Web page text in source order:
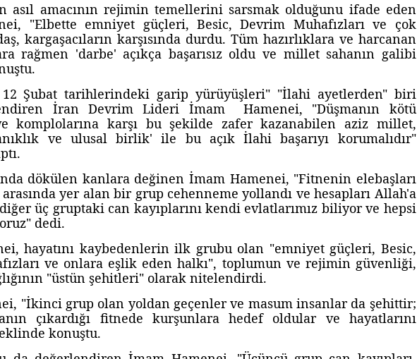
asıl amacının rejimin temellerini sarsmak olduğunu ifade eden
"Elbette emniyet güçleri, Besic, Devrim Muhafızları ve çok
kargaşacıların karşısında durdu. Tüm hazırlıklara ve harcanan
rağmen 'darbe' açıkça başarısız oldu ve millet sahanın galibi
Şubat tarihlerindeki garip yürüyüşleri" "İlahi ayetlerden" biri
İran Devrim Lideri İmam Hamenei, "Düşmanın kötü
komplolarına karşı bu şekilde zafer kazanabilen aziz millet,
ve ulusal birlik' ile bu açık İlahi başarıyı korumalıdır"
dökülen kanlara değinen İmam Hamenei, "Fitnenin elebaşları
yer alan bir grup cehenneme yollandı ve hesapları Allah'a
üç gruptaki can kayıplarını kendi evlatlarımız biliyor ve hepsi
dedi.
hayatını kaybedenlerin ilk grubu olan "emniyet güçleri, Besic,
ve onlara eşlik eden halkı", toplumun ve rejimin güvenliği,
"üstün şehitleri" olarak nitelendirdi.
"İkinci grup olan yoldan geçenler ve masum insanlar da şehittir;
çıkardığı fitnede kurşunlara hedef oldular ve hayatlarını
konuştu.